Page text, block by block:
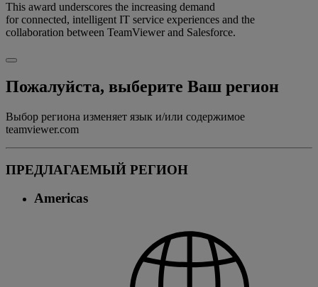
This award underscores the increasing demand
for connected, intelligent IT service experiences and the
collaboration between TeamViewer and Salesforce.
Пожалуйста, выберите Ваш регион
Выбор региона изменяет язык и/или содержимое
teamviewer.com
ПРЕДЛАГАЕМЫЙ РЕГИОН
Americas